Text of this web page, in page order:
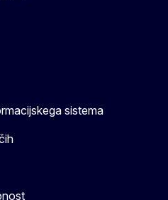
sistema